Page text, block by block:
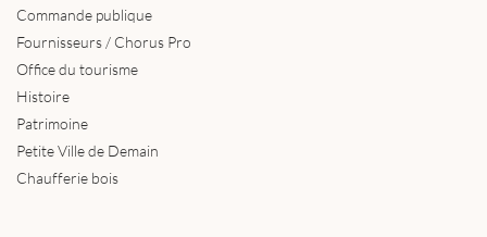
Commande publique
Fournisseurs / Chorus Pro
Office du tourisme
Histoire
Patrimoine
Petite Ville de Demain
Chaufferie bois